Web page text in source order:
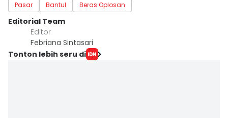
Pasar Bantul Beras Oplosan
Editorial Team
Editor
Febriana Sintasari
Tonton lebih seru di